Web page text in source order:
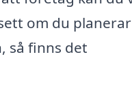
om du
så finns det